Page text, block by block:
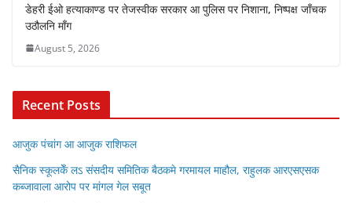
डेहरी ईओ हत्याकाण्ड पर तेजस्वीक सरकार आ पुलिस पर निशाना, निष्पक्ष जाँचक
उठौलनि माँग
August 5, 2026
Recent Posts
आजुक पंचांग आ आजुक राशिफल
सैनिक स्कूलकेँ लऽ संसदीय समितिक बैठकमे गरमायल माहौल, राहुलक आरएसएसक
कब्जावाला आरोप पर मांगल गेल सबूत